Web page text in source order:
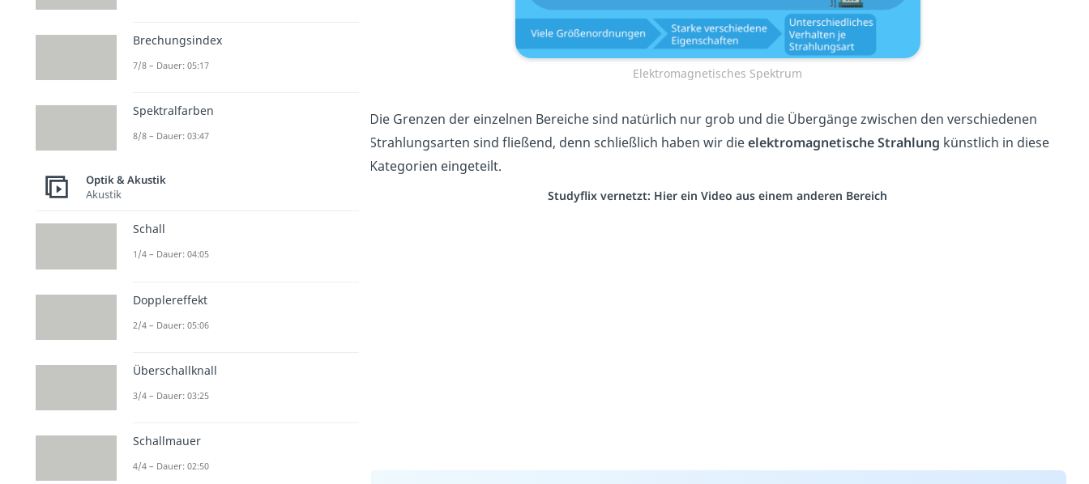
Elektromagnetisches Spektrum
Die Grenzen der einzelnen Bereiche sind natürlich nur grob und die Übergänge zwischen den verschiedenen
Strahlungsarten sind fließend, denn schließlich haben wir dieelektromagnetische Strahlung künstlich in diese
Kategorien eingeteilt.
Studyflix vernetzt: Hier ein Video aus einem anderen Bereich
Brechungsindex
7/8 – Dauer: 05:17
Spektralfarben
8/8 – Dauer: 03:47
Optik & Akustik
Akustik
Schall
1/4 – Dauer: 04:05
Dopplereffekt
2/4 – Dauer: 05:06
Überschallknall
3/4 – Dauer: 03:25
Schallmauer
4/4 – Dauer: 02:50